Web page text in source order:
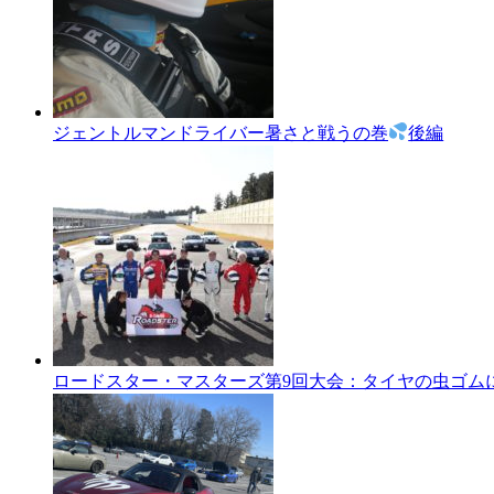
ジェントルマンドライバー暑さと戦うの巻 後編
ロードスター・マスターズ第9回大会：タイヤの虫ゴム